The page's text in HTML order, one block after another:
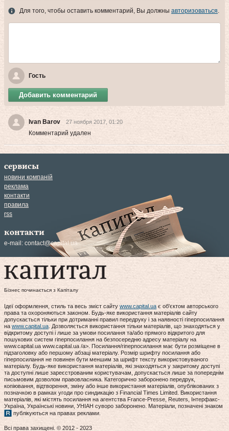
Для того, чтобы оставить комментарий, Вы должны авторизоваться.
Гость
Добавить комментарий
Ivan Barov 27 ноября 2017, 01:20
Комментарий удален
сервисы
новини компаній
реклама
контакти
правила
rss
контакти
e-mail: contact@capital.ua
Бізнес починається з Капіталу
Ідеї оформлення, стиль та весь зміст сайту www.capital.ua є об'єктом авторського
права та охороняються законом. Будь-яке використання матеріалів сайту
допускається тільки при дотриманні правил передруку і за наявності гіперпосилання
на www.capital.ua. Дозволяється використання тільки матеріалів, що знаходяться у
відкритому доступі і лише за умови посилання та/або прямого відкритого для
пошукових систем гіперпосилання на безпосередню адресу матеріалу на
www.capital.ua www.capital.ua /a>. Посилання/гіперпосилання має бути розміщене в
підзаголовку або першому абзаці матеріалу. Розмір шрифту посилання або
гіперпосилання не повинен бути меншим за шрифт тексту використовуваного
матеріалу. Будь-яке використання матеріалів, які знаходяться у закритому доступі
та доступні лише зареєстрованим користувачам, допускається лише за попереднім
письмовим дозволом правовласника. Категорично заборонено передрук,
копіювання, відтворення, зміну або інше використання матеріалів, опублікованих з
позначкою в рамках угоди про синдикацію з Financial Times Limited. Використання
матеріалів, які містять посилання на агентства France-Presse, Reuters, Інтерфакс-
Україна, Українські новини, УНІАН суворо заборонено. Матеріали, позначені знаком
публікуються на правах реклами.
Всі права захищені. © 2012 - 2023